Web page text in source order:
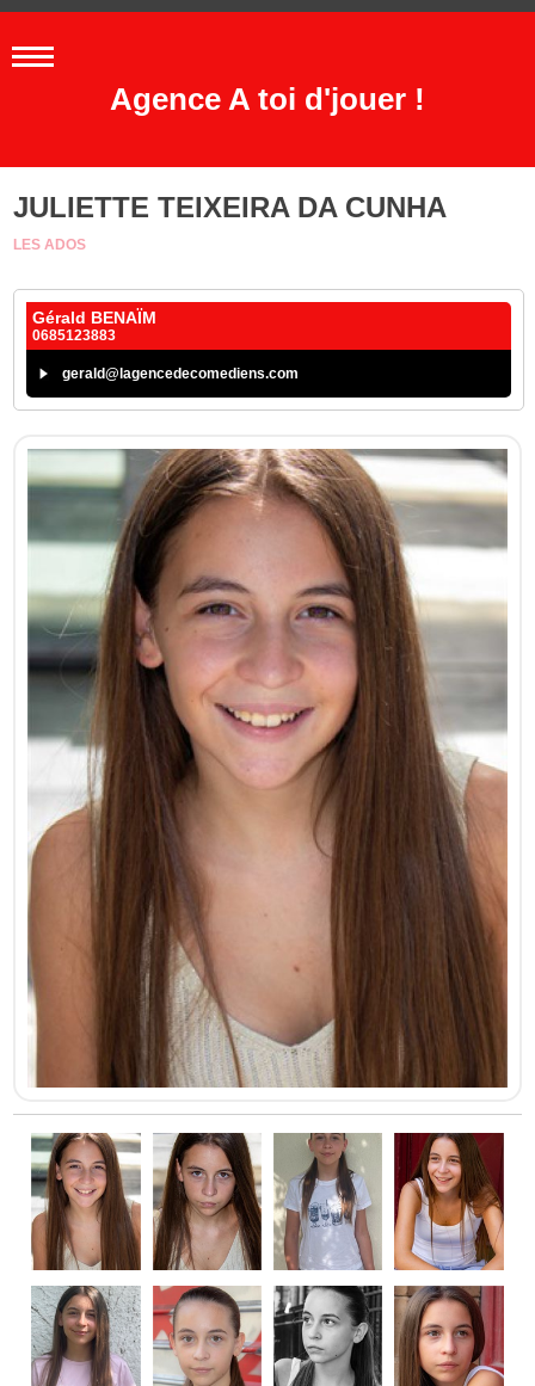
Agence A toi d'jouer !
JULIETTE TEIXEIRA DA CUNHA
LES ADOS
Gérald BENAÏM
0685123883
gerald@lagencedecomediens.com